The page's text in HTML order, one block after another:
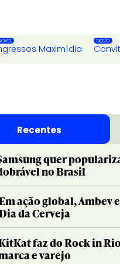
Maximídia
Recentes
quer
no Brasil
ação global, Ambev
da Cerveja
faz do Rock in
e varejo